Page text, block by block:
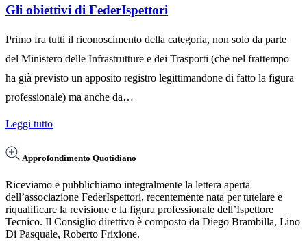
Gli obiettivi di FederIspettori
Primo fra tutti il riconoscimento della categoria, non solo da parte
del Ministero delle Infrastrutture e dei Trasporti (che nel frattempo
ha già previsto un apposito registro legittimandone di fatto la figura
professionale) ma anche da…
Leggi tutto
Approfondimento Quotidiano
Riceviamo e pubblichiamo integralmente la lettera aperta
dell’associazione FederIspettori, recentemente nata per tutelare e
riqualificare la revisione e la figura professionale dell’Ispettore
Tecnico. Il Consiglio direttivo è composto da Diego Brambilla, Lino
Di Pasquale, Roberto Frixione.